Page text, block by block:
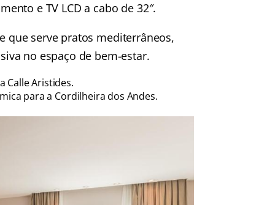
e TV LCD a cabo de 32″.
que serve pratos mediterrâneos,
no espaço de bem-estar.
Calle Aristides.
para a Cordilheira dos Andes.